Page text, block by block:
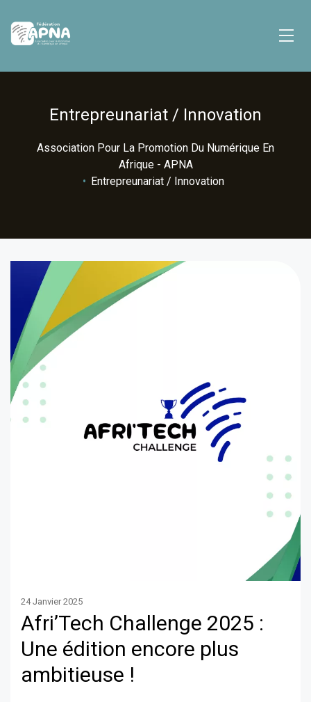
Entrepreunariat / Innovation
Association Pour La Promotion Du Numérique En
Afrique - APNA
• Entrepreunariat / Innovation
24 Janvier 2025
Afri’Tech Challenge 2025 :
Une édition encore plus
ambitieuse !